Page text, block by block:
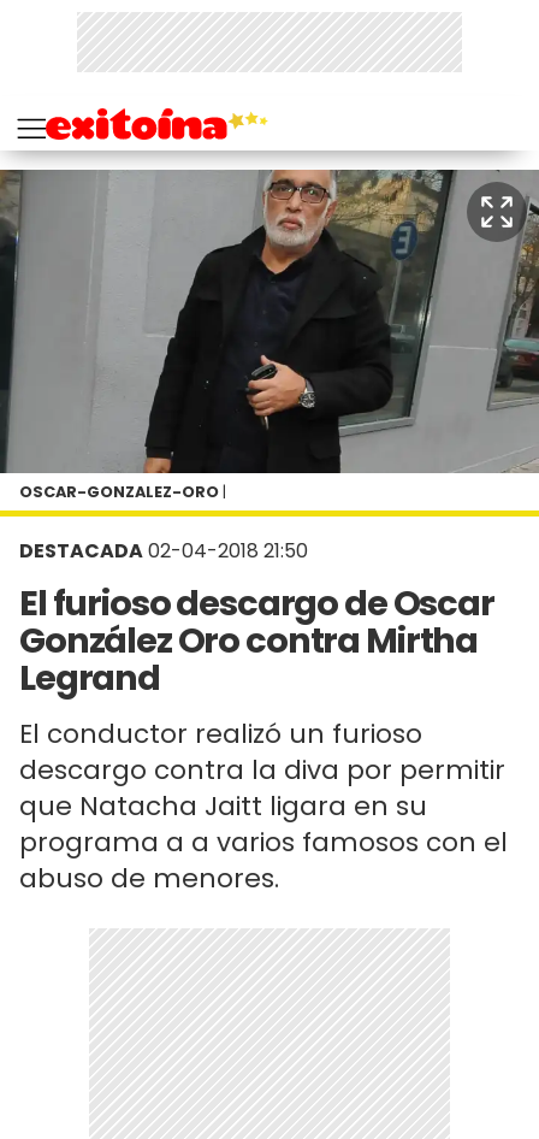
DESTACADA02-04-2018 21:50
El furioso descargo de Oscar
González Oro contra Mirtha
Legrand
El conductor realizó un furioso
descargo contra la diva por permitir
que Natacha Jaitt ligara en su
programa a a varios famosos con el
abuso de menores.
OSCAR-GONZALEZ-ORO |